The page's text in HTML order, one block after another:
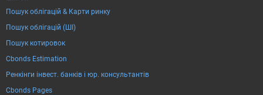
Пошук облігацій & Карти ринку
Пошук облігацій (ШІ)
Пошук котировок
Cbonds Estimation
Ренкінги інвест. банків і юр. консультантів
Cbonds Pages